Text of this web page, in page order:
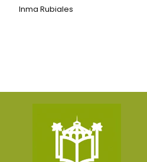
Inma Rubiales